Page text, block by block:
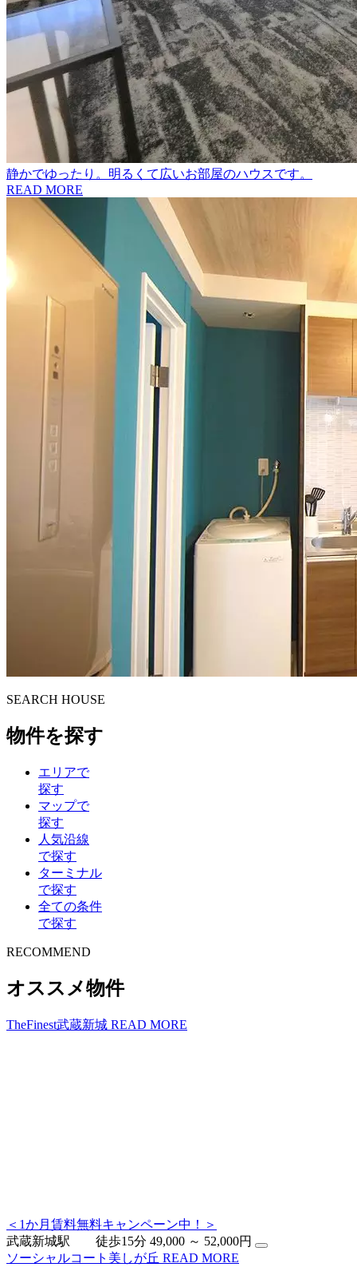
静かでゆったり。明るくて広いお部屋のハウスです。
READ MORE
SEARCH HOUSE
物件を探す
エリアで
探す
マップで
探す
人気沿線
で探す
ターミナル
で探す
全ての条件
で探す
RECOMMEND
オススメ物件
TheFinest武蔵新城 READ MORE
＜1か月賃料無料キャンペーン中！＞
武蔵新城駅 徒歩15分 49,000 ～ 52,000円
ソーシャルコート美しが丘 READ MORE